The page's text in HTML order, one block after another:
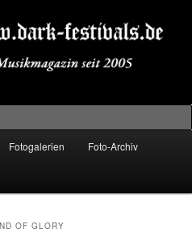
Fotogalerien Foto-Archiv
OF GLORY